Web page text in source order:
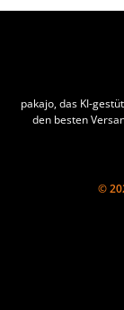
pakajo, das KI-
den besten
©